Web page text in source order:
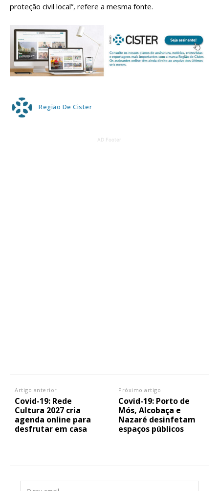
proteção civil local”, refere a mesma fonte.
Região De Cister
AD Footer
Artigo anterior
Covid-19: Rede
Cultura 2027 cria
agenda online para
desfrutar em casa
Próximo artigo
Covid-19: Porto de
Mós, Alcobaça e
Nazaré desinfetam
espaços públicos